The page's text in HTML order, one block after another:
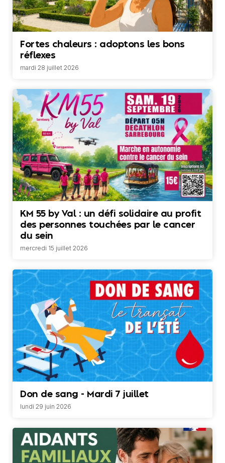
Fortes chaleurs : adoptons les bons
réflexes
mardi 28 juillet 2026
KM 55 by Val : un défi solidaire au profit
des personnes touchées par le cancer
du sein
mercredi 15 juillet 2026
Don de sang - Mardi 7 juillet
lundi 29 juin 2026